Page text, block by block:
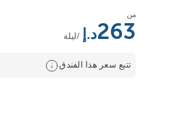
من
263 /ليلة
تتبع سعر هذا الفندق